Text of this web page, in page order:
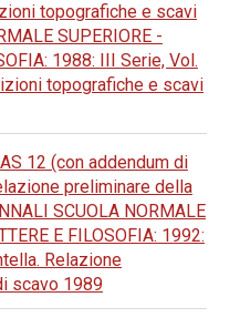
topografiche e scavi
SUPERIORE -
1988: III Serie, Vol.
topografiche e scavi
12 (con addendum di
preliminare della
SCUOLA NORMALE
E FILOSOFIA: 1992:
Relazione
scavo 1989